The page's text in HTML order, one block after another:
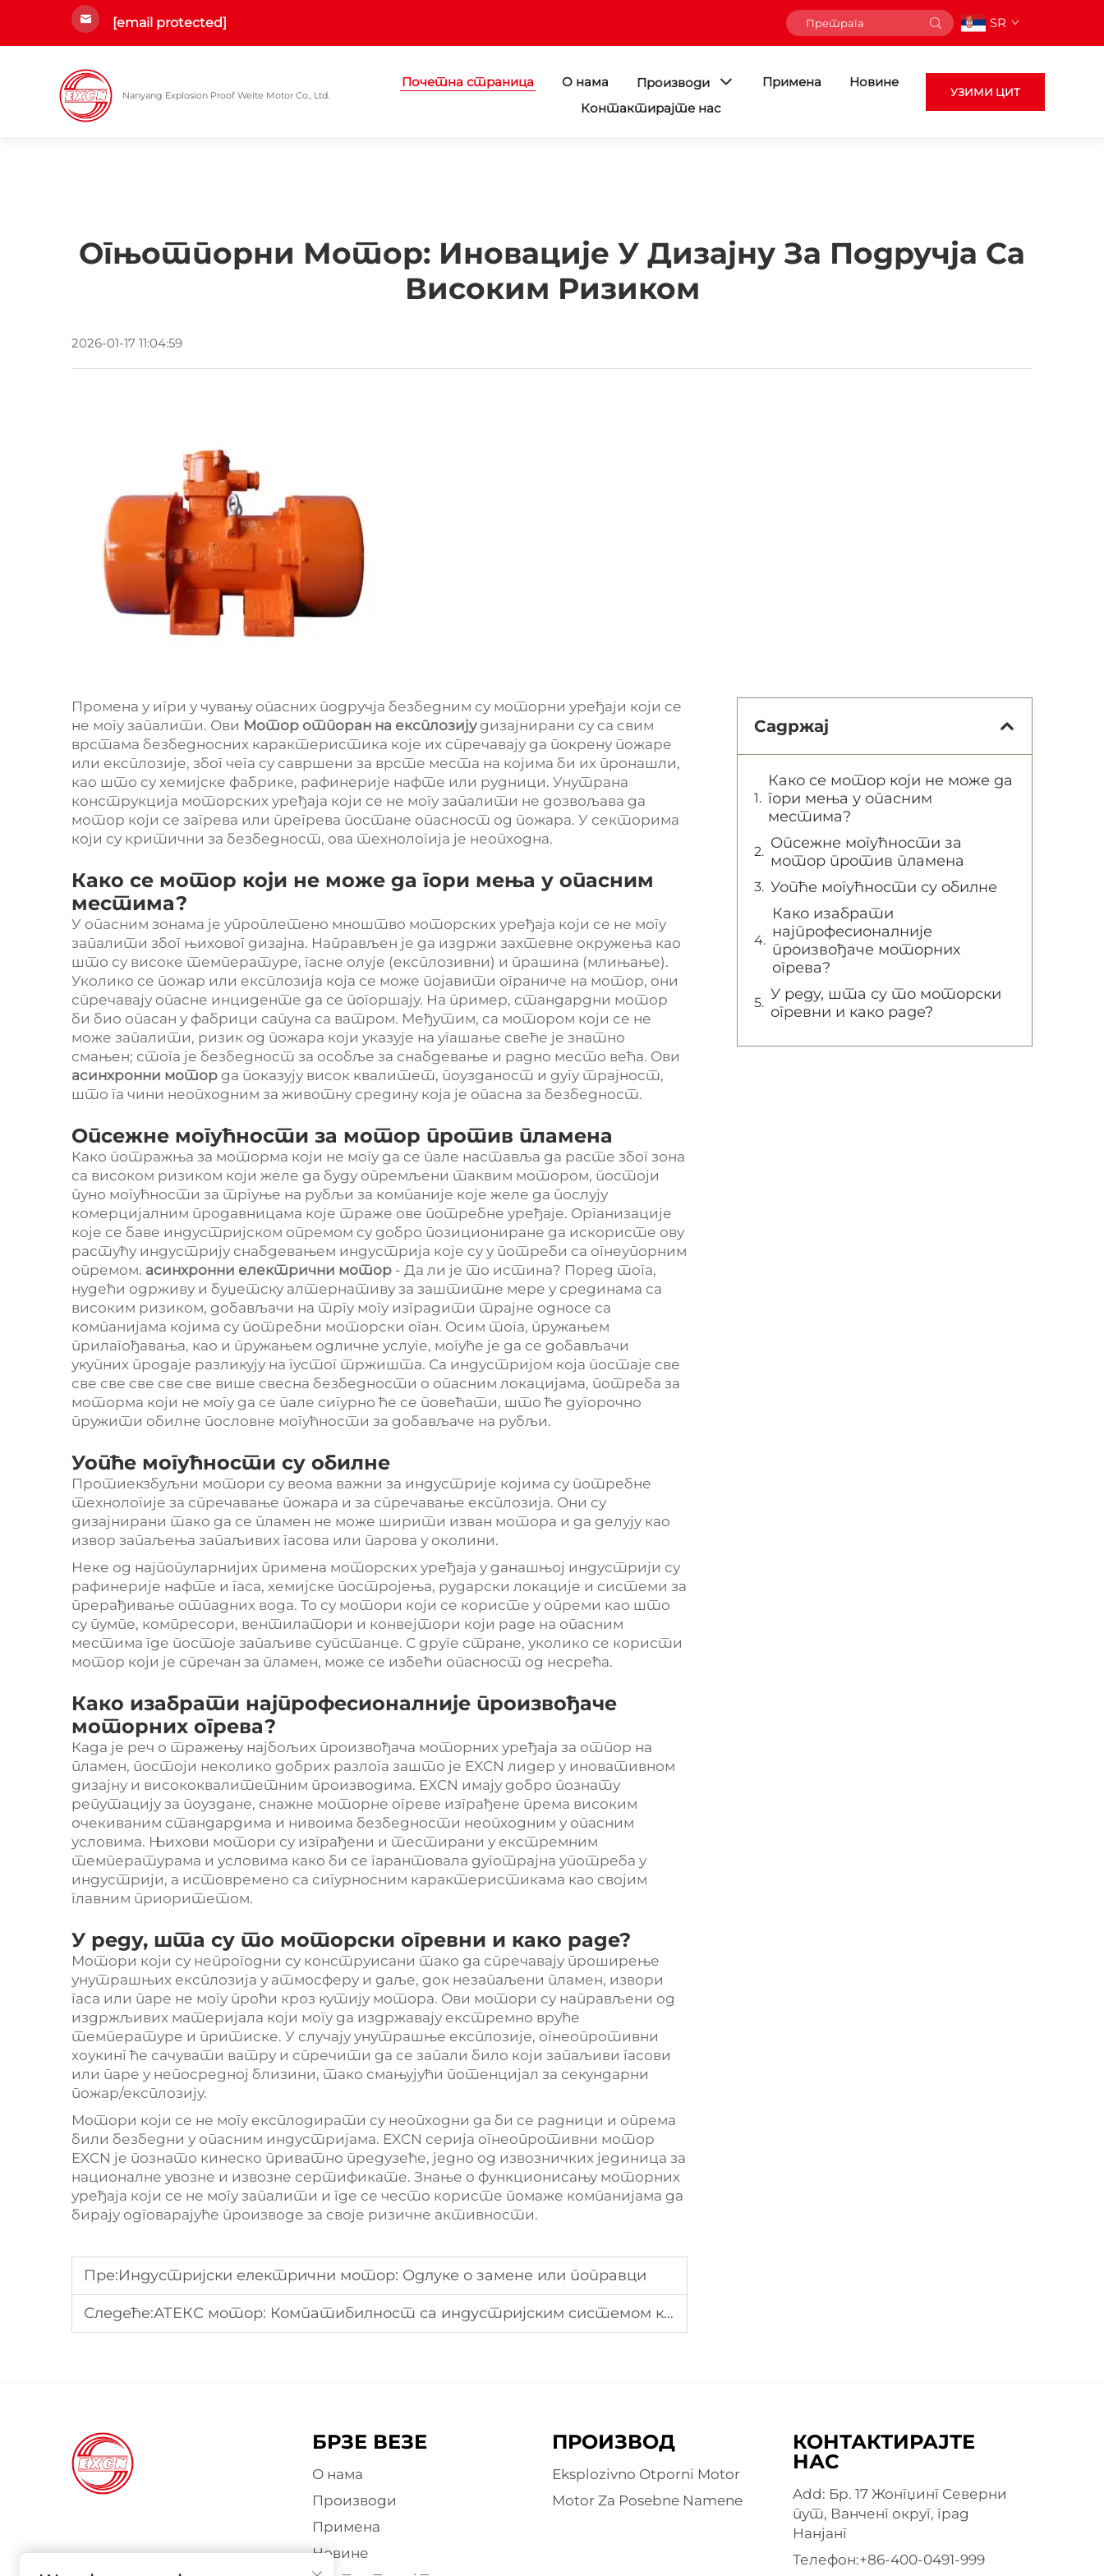
[email protected] SR
Nanyang Explosion Proof Weite Motor Co., Ltd.
Почетна страница О нама Производи Примена
Новине
Контактирајте нас
УЗИМИ ЦИТ
Огњотпорни Мотор: Иновације У Дизајну За Подручја Са
Високим Ризиком
2026-01-17 11:04:59
Промена у игри у чувању опасних подручја безбедним су моторни уређаји који се
не могу запалити. Ови Мотор отпоран на експлозијудизајнирани су са свим
врстама безбедносних карактеристика које их спречавају да покрену пожаре
или експлозије, због чега су савршени за врсте места на којима би их пронашли,
као што су хемијске фабрике, рафинерије нафте или рудници. Унутрана
конструкција моторских уређаја који се не могу запалити не дозвољава да
мотор који се загрева или прегрева постане опасност од пожара. У секторима
који су критични за безбедност, ова технологија је неопходна.
Како се мотор који не може да гори мења у опасним
местима?
У опасним зонама је упроплетено мноштво моторских уређаја који се не могу
запалити због њиховог дизајна. Направљен је да издржи захтевне окружења као
што су високе температуре, гасне олује (експлозивни) и прашина (млињање).
Уколико се пожар или експлозија која се може појавити ограниче на мотор, они
спречавају опасне инциденте да се погоршају. На пример, стандардни мотор
би био опасан у фабрици сапуна са ватром. Међутим, са мотором који се не
може запалити, ризик од пожара који указује на угашање свеће је знатно
смањен; стога је безбедност за особље за снабдевање и радно место већа. Ови
асинхронни мотор да показују висок квалитет, поузданост и дугу трајност,
што га чини неопходним за животну средину која је опасна за безбедност.
Опсежне могућности за мотор против пламена
Како потражња за моторма који не могу да се пале наставља да расте због зона
са високом ризиком који желе да буду опремљени таквим мотором, постоји
пуно могућности за тргуње на рубљи за компаније које желе да послују
комерцијалним продавницама које траже ове потребне уређаје. Организације
које се баве индустријском опремом су добро позициониране да искористе ову
растућу индустрију снабдевањем индустрија које су у потреби са огнеупорним
опремом. асинхронни електрични мотор - Да ли је то истина? Поред тога,
нудећи одрживу и буџетску алтернативу за заштитне мере у срединама са
високим ризиком, добављачи на тргу могу изградити трајне односе са
компанијама којима су потребни моторски оган. Осим тога, пружањем
прилагођавања, као и пружањем одличне услуге, могуће је да се добављачи
укупних продаје разликују на густог тржишта. Са индустријом која постаје све
све све све све све више свесна безбедности о опасним локацијама, потреба за
моторма који не могу да се пале сигурно ће се повећати, што ће дугорочно
пружити обилне пословне могућности за добављаче на рубљи.
Уопће могућности су обилне
Протиекзбуљни мотори су веома важни за индустрије којима су потребне
технологије за спречавање пожара и за спречавање експлозија. Они су
дизајнирани тако да се пламен не може ширити изван мотора и да делују као
извор запаљења запаљивих гасова или парова у околини.
Неке од најпопуларнијих примена моторских уређаја у данашњој индустрији су
рафинерије нафте и гаса, хемијске постројења, рударски локације и системи за
прерађивање отпадних вода. То су мотори који се користе у опреми као што
су пумпе, компресори, вентилатори и конвејтори који раде на опасним
местима где постоје запаљиве супстанце. С друге стране, уколико се користи
мотор који је спречан за пламен, може се избећи опасност од несрећа.
Како изабрати најпрофесионалније произвођаче
моторних огрева?
Када је реч о тражењу најбољих произвођача моторних уређаја за отпор на
пламен, постоји неколико добрих разлога зашто је EXCN лидер у иновативном
дизајну и висококвалитетним производима. EXCN имају добро познату
репутацију за поуздане, снажне моторне огреве изграђене према високим
очекиваним стандардима и нивоима безбедности неопходним у опасним
условима. Њихови мотори су изграђени и тестирани у екстремним
температурама и условима како би се гарантовала дуготрајна употреба у
индустрији, а истовремено са сигурносним карактеристикама као својим
главним приоритетом.
У реду, шта су то моторски огревни и како раде?
Мотори који су непрогодни су конструисани тако да спречавају проширење
унутрашњих експлозија у атмосферу и даље, док незапаљени пламен, извори
гаса или паре не могу проћи кроз кутију мотора. Ови мотори су направљени од
издржљивих материјала који могу да издржавају екстремно вруће
температуре и притиске. У случају унутрашње експлозије, огнеопротивни
хоукинг ће сачувати ватру и спречити да се запали било који запаљиви гасови
или паре у непосредној близини, тако смањујући потенцијал за секундарни
пожар/експлозију.
Мотори који се не могу експлодирати су неопходни да би се радници и опрема
били безбедни у опасним индустријама. EXCN серија огнеопротивни мотор
EXCN је познато кинеско приватно предузеће, једно од извозничких јединица за
националне увозне и извозне сертификате. Знање о функционисању моторних
уређаја који се не могу запалити и где се често користе помаже компанијама да
бирају одговарајуће производе за своје ризичне активности.
Пре:Индустријски електрични мотор: Одлуке о замене или поправци
Следеће:АТЕКС мотор: Компатибилност са индустријским системом контроле
Садржај
Како се мотор који не може да
гори мења у опасним
местима?
Опсежне могућности за
мотор против пламена
Уопће могућности су обилне
Како изабрати
најпрофесионалније
произвођаче моторних
огрева?
У реду, шта су то моторски
огревни и како раде?
БРЗЕ ВЕЗЕ
О нама
Производи
Примена
Новине
ПРОИЗВОД
Eksplozivno Otporni Motor
Motor Za Posebne Namene
КОНТАКТИРАЈТЕ
НАС
Add: Бр. 17 Жонгџинг Северни
пут, Ванченг округ, град
Нанјанг
Телефон:+86-400-0491-999